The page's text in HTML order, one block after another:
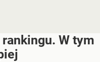
W tym